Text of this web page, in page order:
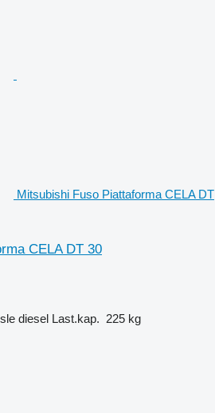
Mitsubishi Fuso Piattaforma CELA DT
CELA DT 30
diesel Last.kap. 225 kg